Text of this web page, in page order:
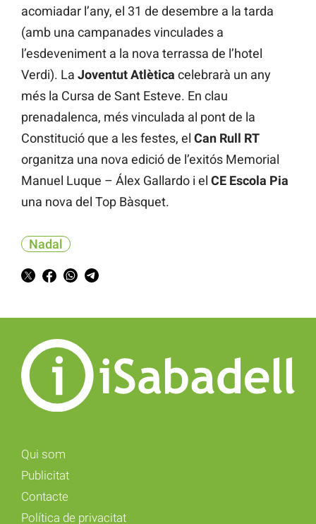
acomiadar l’any, el 31 de desembre a la tarda
(amb una campanades vinculades a
l’esdeveniment a la nova terrassa de l’hotel
Verdi). La Joventut Atlètica celebrarà un any
més la Cursa de Sant Esteve. En clau
prenadalenca, més vinculada al pont de la
Constitució que a les festes, el Can Rull RT
organitza una nova edició de l’exitós Memorial
Manuel Luque – Álex Gallardo i el CE Escola Pia
una nova del Top Bàsquet.
Nadal
Qui som
Publicitat
Contacte
Política de privacitat